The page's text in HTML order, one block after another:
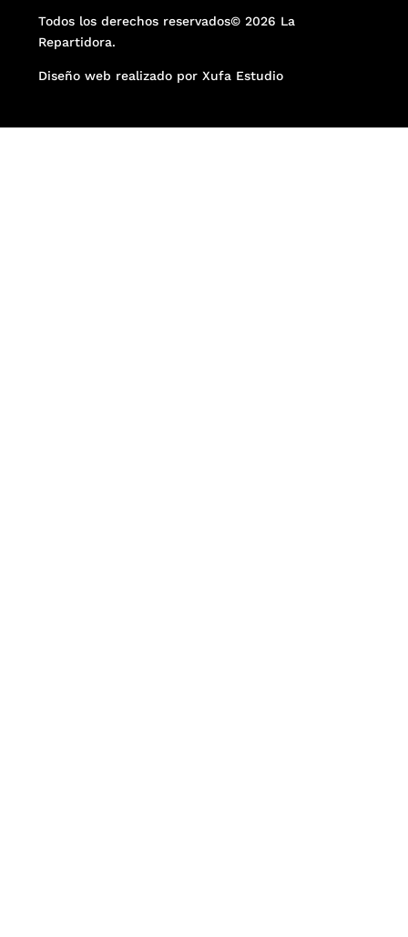
Todos los derechos reservados© 2026 La
Repartidora.
Diseño web realizado por Xufa Estudio